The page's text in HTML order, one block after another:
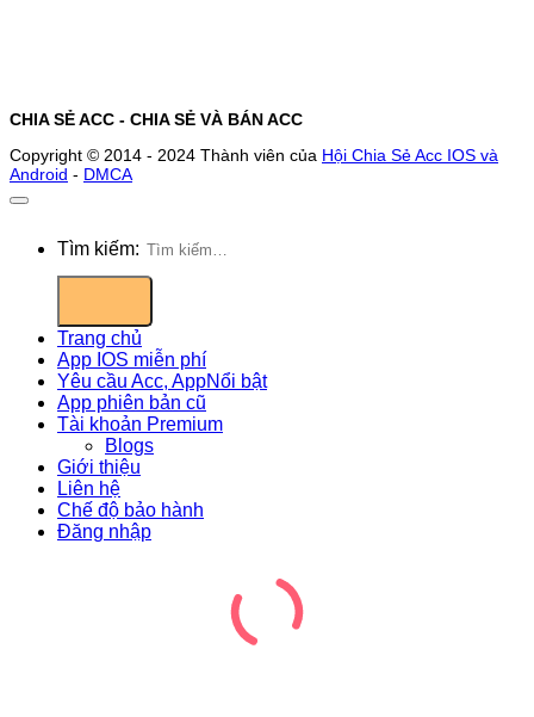
CHIA SẺ ACC - CHIA SẺ VÀ BÁN ACC
Copyright © 2014 - 2024 Thành viên của Hội Chia Sẻ Acc IOS và
Android - DMCA
Tìm kiếm:
Trang chủ
App IOS miễn phí
Yêu cầu Acc, App
App phiên bản cũ
Tài khoản Premium
Blogs
Giới thiệu
Liên hệ
Chế độ bảo hành
Đăng nhập